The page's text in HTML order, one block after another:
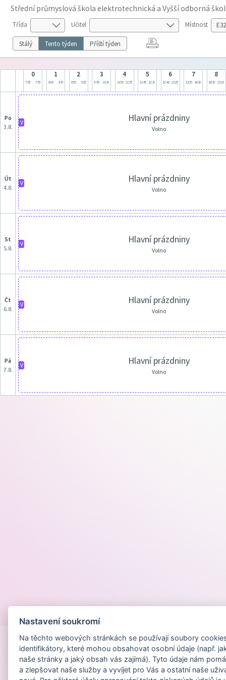
Střední průmyslová škola elektrotechnická a Vyšší odborná
Třída Učitel Místnost
Stálý Tento týden Příští týden
0
7:05 7:50
1
8:00 8:45
2
8:50 9:35
3
9:45 10:30
4
10:50 11:35
5
11:45 12:30
6
12:40 13:25
7
13:35 14:20
8
14:25 15:10
po
3.8.
V Hlavní prázdniny
Volno
út
4.8.
V Hlavní prázdniny
Volno
st
5.8.
V Hlavní prázdniny
Volno
čt
6.8.
V Hlavní prázdniny
Volno
pá
7.8.
V Hlavní prázdniny
Volno
Nastavení soukromí
Na těchto webových stránkách se používají soubory
identifikátory, které mohou obsahovat osobní údaje (např.
naše stránky a jaký obsah vás zajímá). Tyto údaje nám
a zlepšovat naše služby a vyvíjet pro Vás a ostatní naše